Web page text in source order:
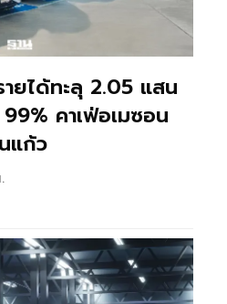
ยได้ทะลุ 2.05 แสน
คาเฟ่อเมซอน
แก้ว